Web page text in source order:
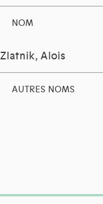
NOM
Zlatnik, Alois
AUTRES NOMS